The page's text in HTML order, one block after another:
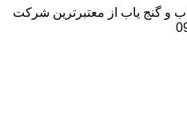
و گنج یاب از معتبرترین شرکت